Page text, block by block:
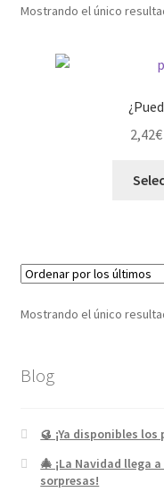
Mostrando el único
2,42€
Mostrando el único
Blog
🥮 ¡Ya disponibles
🎄 ¡La Navidad llega
sorpresas!